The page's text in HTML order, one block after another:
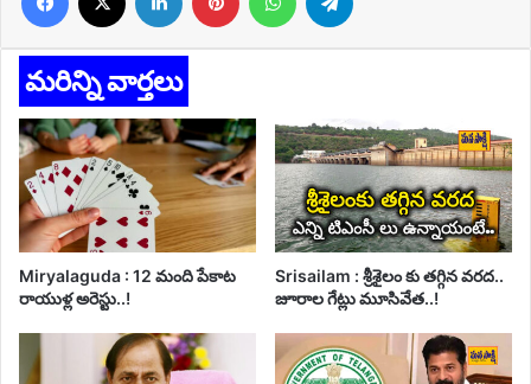
మరిన్ని వార్తలు
Miryalaguda : 12 మంది పేకాట
రాయుళ్ల అరెస్టు..!
Srisailam : శ్రీశైలం కు తగ్గిన వరద..
జూరాల గేట్లు మూసివేత..!